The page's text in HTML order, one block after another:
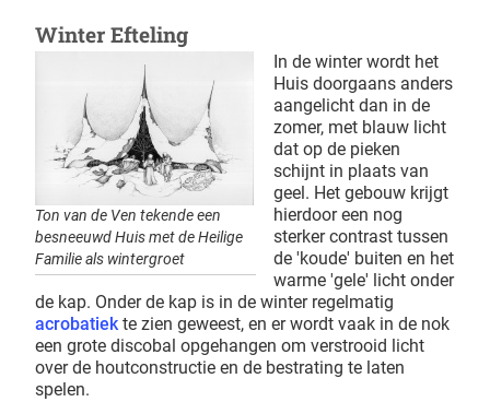
Winter Efteling
Ton van de Ven tekende een
besneeuwd Huis met de Heilige
Familie als wintergroet
In de winter wordt het
Huis doorgaans anders
aangelicht dan in de
zomer, met blauw licht
dat op de pieken
schijnt in plaats van
geel. Het gebouw krijgt
hierdoor een nog
sterker contrast tussen
de 'koude' buiten en het
warme 'gele' licht onder
de kap. Onder de kap is in de winter regelmatig
acrobatiekte zien geweest, en er wordt vaak in de nok
een grote discobal opgehangen om verstrooid licht
over de houtconstructie en de bestrating te laten
spelen.